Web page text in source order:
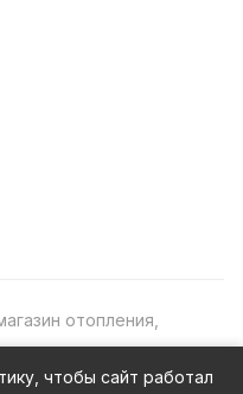
отопления,
проезд Яблочкова,
чтобы сайт работал